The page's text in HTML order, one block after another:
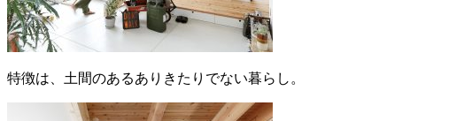
特徴は、土間のあるありきたりでない暮らし。